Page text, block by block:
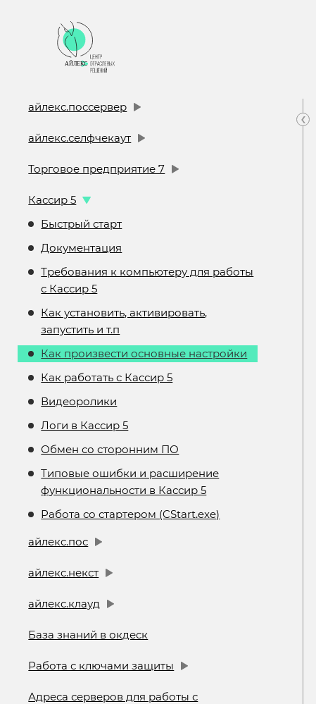
айлекс.поссервер
айлекс.селфчекаут
Торговое предприятие 7
Кассир 5
Быстрый старт
Документация
Требования к компьютеру для работы
с Кассир 5
Как установить, активировать,
запустить и т.п
Как произвести основные настройки
Как работать с Кассир 5
Видеоролики
Логи в Кассир 5
Обмен со сторонним ПО
Типовые ошибки и расширение
функциональности в Кассир 5
Работа со стартером (CStart.exe)
айлекс.пос
айлекс.некст
айлекс.клауд
База знаний в окдеск
Работа с ключами защиты
Адреса серверов для работы с
‹